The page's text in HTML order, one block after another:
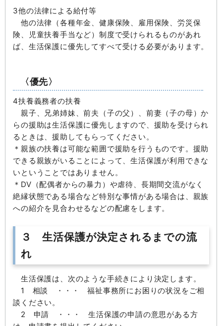
3他の法律による給付等
他の法律（各種年金、健康保険、雇用保険、労災保
険、児童扶養手当など）制度で受けられるものがあれ
ば、生活保護に優先してすべて受ける必要があります。
〈優先〉
4扶養義務者の扶養
親子、兄弟姉妹、前夫（子の父）、前妻（子の母）か
らの援助は生活保護に優先しますので、援助を受けられ
るときは、援助してもらってください。
＊親族の扶養は可能な範囲で援助を行うものです。援助
できる親族がいることによって、生活保護が利用できな
いということではありません。
＊DV（配偶者からの暴力）や虐待、長期間交流がなく
絶縁状態である場合など特別な事情がある場合は、親族
への紹介を見合わせるなどの配慮をします。
３ 生活保護が決定されるまでの流
れ
生活保護は、次のような手続きにより決定します。
1 相談 ・・・ 福祉事務所にお困りの状況をご相
談ください。
2 申請 ・・・ 生活保護の申請の意思がある方